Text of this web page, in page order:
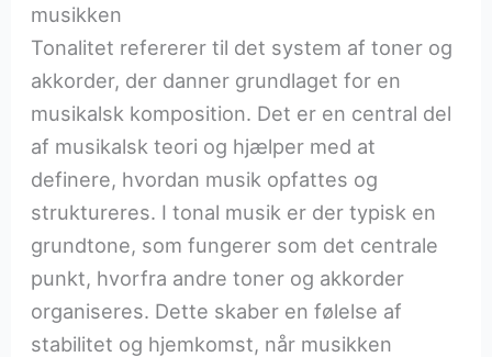
musikken
Tonalitet refererer til det system af toner og
akkorder, der danner grundlaget for en
musikalsk komposition. Det er en central del
af musikalsk teori og hjælper med at
definere, hvordan musik opfattes og
struktureres. I tonal musik er der typisk en
grundtone, som fungerer som det centrale
punkt, hvorfra andre toner og akkorder
organiseres. Dette skaber en følelse af
stabilitet og hjemkomst, når musikken